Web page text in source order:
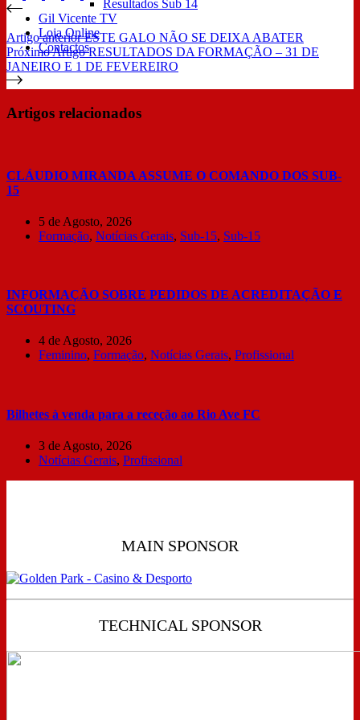
Resultados Sub 14
Gil Vicente TV
Loja Online
Contactos
ArtigoanteriorESTE GALO NÃO SE DEIXA ABATER
PróximoArtigo RESULTADOS DA FORMAÇÃO – 31 DE
JANEIRO E 1 DE FEVEREIRO
Artigos relacionados
CLÁUDIO MIRANDA ASSUME O COMANDO DOS SUB-
15
5 de Agosto, 2026
Formação, Notícias Gerais, Sub-15, Sub-15
INFORMAÇÃO SOBRE PEDIDOS DE ACREDITAÇÃO E
SCOUTING
4 de Agosto, 2026
Feminino, Formação, Notícias Gerais, Profissional
Bilhetes à venda para a receção ao Rio Ave FC
3 de Agosto, 2026
Notícias Gerais, Profissional
MAIN SPONSOR
TECHNICAL SPONSOR